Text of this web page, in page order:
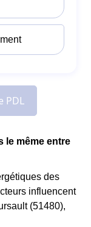
le même entre
des
influencent
(51480),